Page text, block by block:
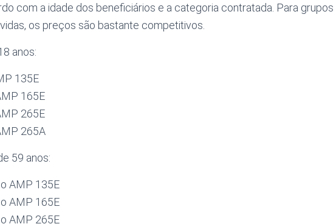
com a idade dos beneficiários e a categoria contratada. Para grupos
os preços são bastante competitivos.
anos:
135E
165E
265E
265A
59 anos:
AMP 135E
AMP 165E
AMP 265E